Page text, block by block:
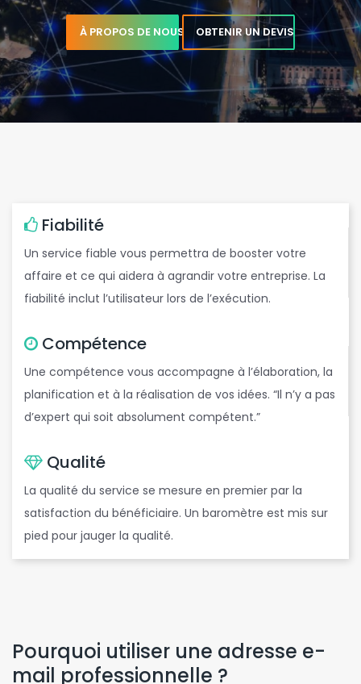
,
e b m a i l p
À PROPOS DE NOUS OBTENIR UN DEVIS
Fiabilité
Un service fiable vous permettra de booster votre
affaire et ce qui aidera à agrandir votre entreprise. La
fiabilité inclut l’utilisateur lors de l’exécution.
Compétence
Une compétence vous accompagne à l’élaboration, la
planification et à la réalisation de vos idées. “Il n’y a pas
d’expert qui soit absolument compétent.”
Qualité
La qualité du service se mesure en premier par la
satisfaction du bénéficiaire. Un baromètre est mis sur
pied pour jauger la qualité.
Pourquoi utiliser une adresse e-
mail professionnelle ?